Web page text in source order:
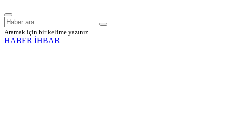
Aramak için bir kelime yazınız.
HABER İHBAR